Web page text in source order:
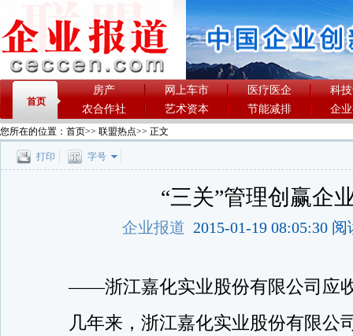
首页
房产 网上车市 医疗医企
科
农合作社
艺术资本 节能减排 企
您所在的位置： 首页>> 联盟热点>> 正文
打印 字号
“三关”管理创赢企
企业报道 2015-01-19 08:05:30
——浙江嘉化实业股份有限公司应收
几年来，浙江嘉化实业股份有限公